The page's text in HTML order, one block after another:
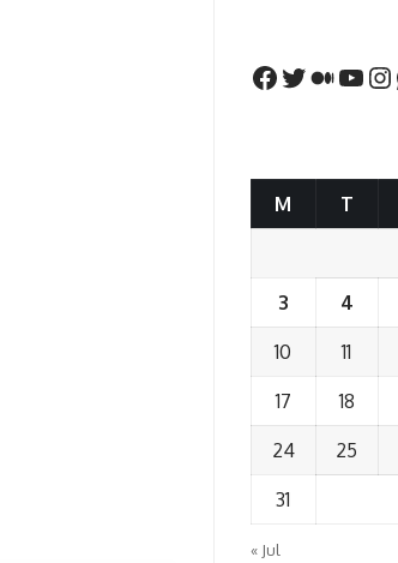
M T
3 4
10 11
17 18
24 25
31
« Jul